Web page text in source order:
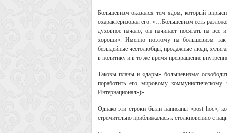
Большевизм оказался тем ядом, который
охарактеризовал его: «…Большевизм есть
духовное начало; он начинает посягать на
хороши». Именно поэтому на большевизм так
безыдейные честолюбцы, продажные люди,
в политику и в то же время превращение
Таковы планы и «дары» большевизма:
поработить его мировому
Интернационал»)».
Однако эти строки были написаны «post hoc»,
стремительно приближалась к столкновению с